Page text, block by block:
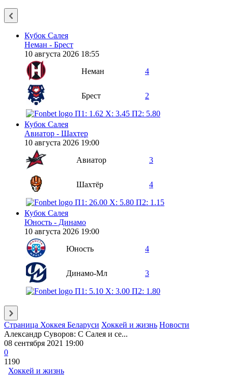
Кубок Салея
Неман - Брест
10 августа 2026 18:55
Неман
4
Брест 2
П1: 1.62 X: 3.45 П2: 5.80
Кубок Салея
Авиатор - Шахтер
10 августа 2026 19:00
Авиатор
3
Шахтёр 4
П1: 26.00 X: 5.80 П2: 1.15
Кубок Салея
Юность - Динамо
10 августа 2026 19:00
Юность
4
Динамо-Мл 3
П1: 5.10 X: 3.00 П2: 1.80
Страница Хоккея Беларуси Хоккей и жизнь Новости
Александр Суворов: С Салея и се...
08 сентября 2021 19:00
0
1190
Хоккей и жизнь